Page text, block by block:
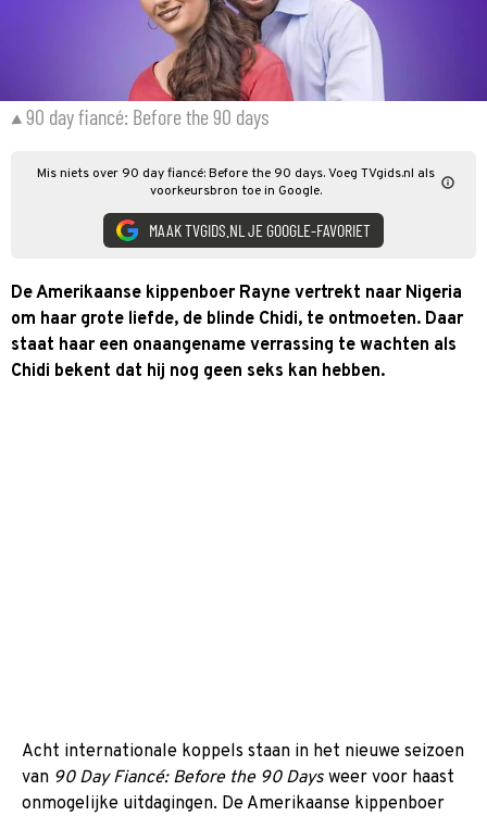
90 day fiancé: Before the 90 days
Mis niets over 90 day fiancé: Before the 90 days. Voeg TVgids.nl als
voorkeursbron toe in Google.
MAAK TVGIDS.NL JE GOOGLE-FAVORIET
De Amerikaanse kippenboer Rayne vertrekt naar Nigeria
om haar grote liefde, de blinde Chidi, te ontmoeten. Daar
staat haar een onaangename verrassing te wachten als
Chidi bekent dat hij nog geen seks kan hebben.
Acht internationale koppels staan in het nieuwe seizoen
van 90 Day Fiancé: Before the 90 Days weer voor haast
onmogelijke uitdagingen. De Amerikaanse kippenboer